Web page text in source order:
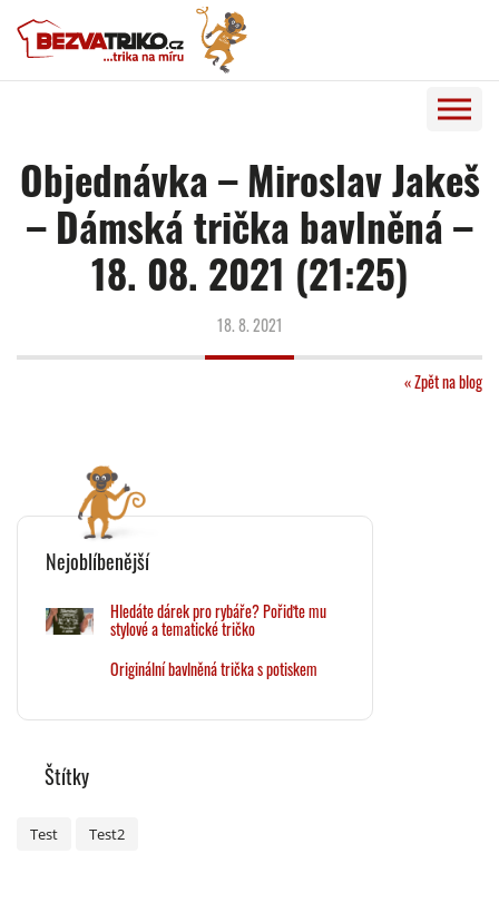
Objednávka – Miroslav Jakeš
– Dámská trička bavlněná –
18. 08. 2021 (21:25)
18. 8. 2021
« Zpět na blog
Nejoblíbenější
Hledáte dárek pro rybáře? Pořiďte mu
stylové a tematické tričko
Originální bavlněná trička s potiskem
Štítky
Test Test2